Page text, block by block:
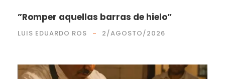
”Romper aquellas barras de hielo”
LUIS EDUARDO ROS 2/AGOSTO/2026